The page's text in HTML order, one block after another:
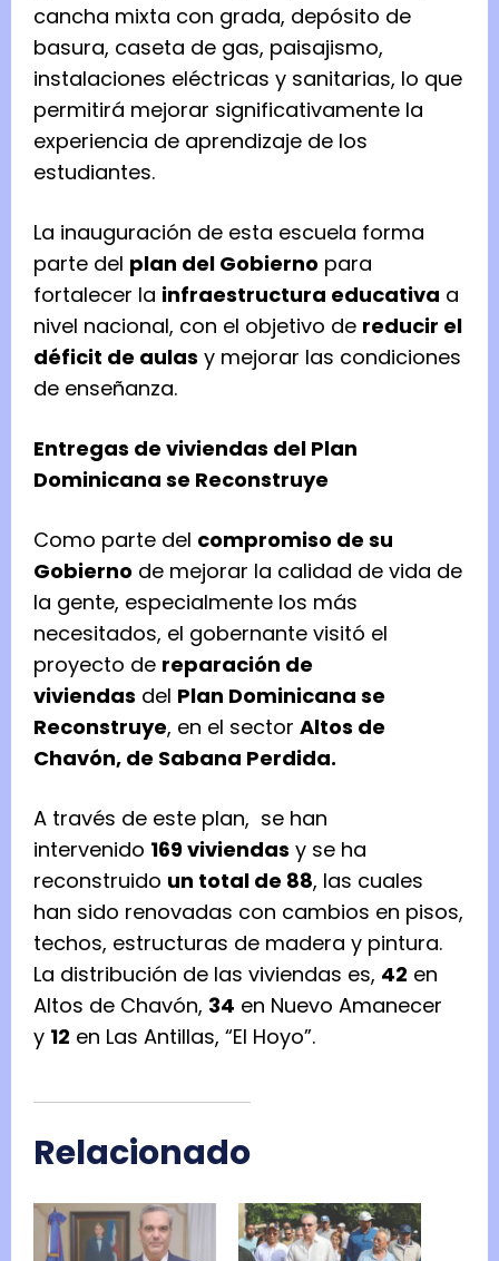
cancha mixta con grada, depósito de
basura, caseta de gas, paisajismo,
instalaciones eléctricas y sanitarias, lo que
permitirá mejorar significativamente la
experiencia de aprendizaje de los
estudiantes.
La inauguración de esta escuela forma
parte del plan del Gobierno para
fortalecer la infraestructura educativa a
nivel nacional, con el objetivo de reducir el
déficit de aulas y mejorar las condiciones
de enseñanza.
Entregas de viviendas del Plan
Dominicana se Reconstruye
Como parte del compromiso de su
Gobierno de mejorar la calidad de vida de
la gente, especialmente los más
necesitados, el gobernante visitó el
proyecto de reparación de
viviendas del Plan Dominicana se
Reconstruye, en el sector Altos de
Chavón, de Sabana Perdida.
A través de este plan, se han
intervenido 169 viviendas y se ha
reconstruido un total de 88, las cuales
han sido renovadas con cambios en pisos,
techos, estructuras de madera y pintura.
La distribución de las viviendas es, 42 en
Altos de Chavón, 34 en Nuevo Amanecer
y 12 en Las Antillas, “El Hoyo”.
Relacionado